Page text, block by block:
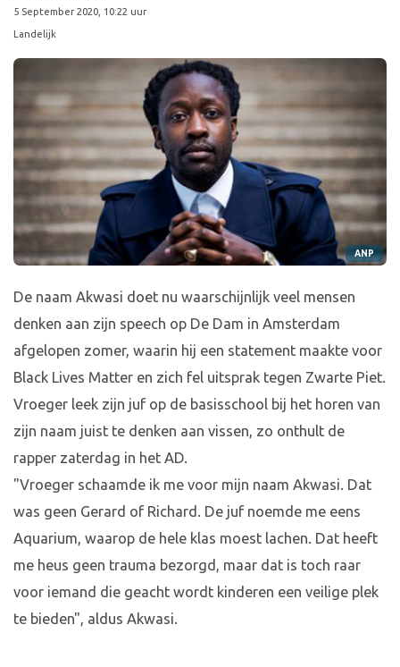
5 September 2020, 10:22 uur
Landelijk
ANP
De naam Akwasi doet nu waarschijnlijk veel mensen
denken aan zijn speech op De Dam in Amsterdam
afgelopen zomer, waarin hij een statement maakte voor
Black Lives Matter en zich fel uitsprak tegen Zwarte Piet.
Vroeger leek zijn juf op de basisschool bij het horen van
zijn naam juist te denken aan vissen, zo onthult de
rapper zaterdag in het AD.
"Vroeger schaamde ik me voor mijn naam Akwasi. Dat
was geen Gerard of Richard. De juf noemde me eens
Aquarium, waarop de hele klas moest lachen. Dat heeft
me heus geen trauma bezorgd, maar dat is toch raar
voor iemand die geacht wordt kinderen een veilige plek
te bieden", aldus Akwasi.